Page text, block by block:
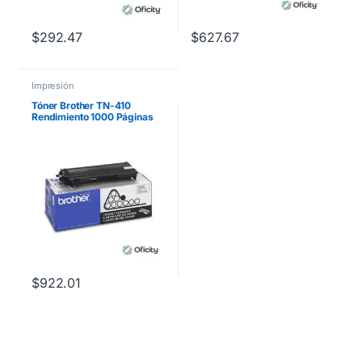
$292.47 $627.67
Impresión
Tóner Brother TN-410
Rendimiento 1000 Páginas
$922.01